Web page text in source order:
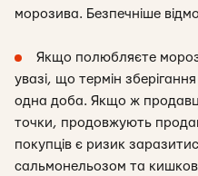
морозива. Безпечніше
Якщо полюбляєте
увазі, що термін
одна доба. Якщо ж
точки, продовжують
покупців є ризик
сальмонельозом та